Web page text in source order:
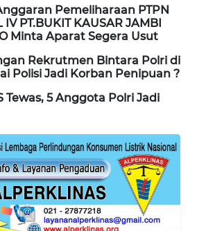
Pemeliharaan PTPN
IV PT.BUKIT KAUSAR JAMBI
Minta Aparat Segera Usut
Rekrutmen Bintara Polri di
Polisi Jadi Korban Penipuan ?
Tewas, 5 Anggota Polri Jadi